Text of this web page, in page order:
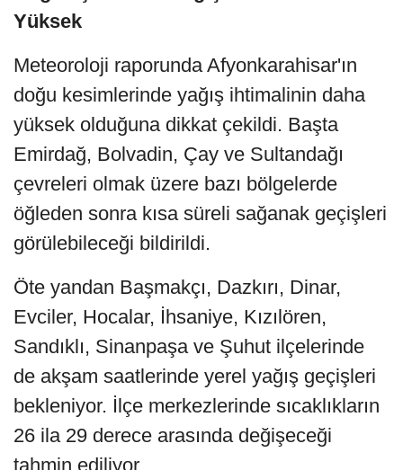
Yüksek
Meteoroloji raporunda Afyonkarahisar'ın
doğu kesimlerinde yağış ihtimalinin daha
yüksek olduğuna dikkat çekildi. Başta
Emirdağ, Bolvadin, Çay ve Sultandağı
çevreleri olmak üzere bazı bölgelerde
öğleden sonra kısa süreli sağanak geçişleri
görülebileceği bildirildi.
Öte yandan Başmakçı, Dazkırı, Dinar,
Evciler, Hocalar, İhsaniye, Kızılören,
Sandıklı, Sinanpaşa ve Şuhut ilçelerinde
de akşam saatlerinde yerel yağış geçişleri
bekleniyor. İlçe merkezlerinde sıcaklıkların
26 ila 29 derece arasında değişeceği
tahmin ediliyor.